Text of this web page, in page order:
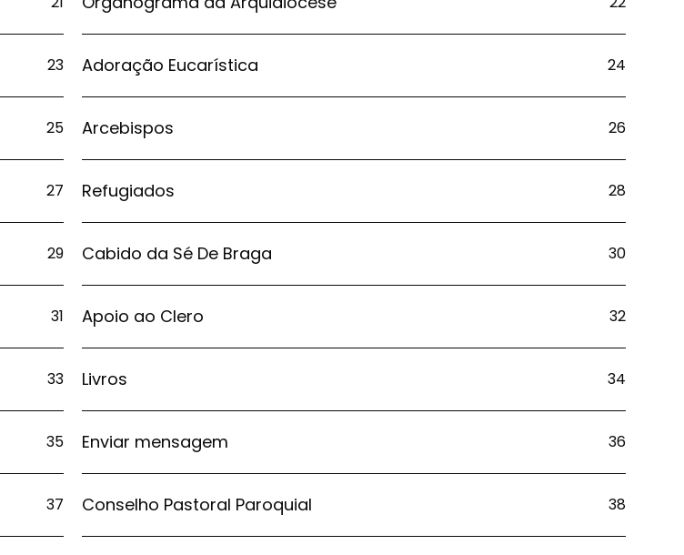
23 Adoração Eucarística 24
25 Arcebispos 26
27 Refugiados 28
29 Cabido da Sé De Braga 30
31 Apoio ao Clero 32
33 Livros 34
35 Enviar mensagem 36
37 Conselho Pastoral Paroquial 38